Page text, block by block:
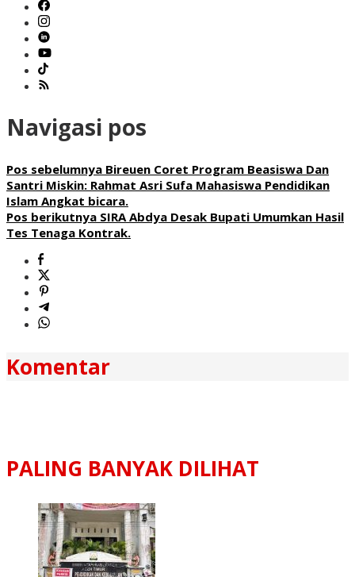
Navigasi pos
Pos sebelumnya Bireuen Coret Program Beasiswa Dan
Santri Miskin: Rahmat Asri Sufa Mahasiswa Pendidikan
Islam Angkat bicara.
Pos berikutnya SIRA Abdya Desak Bupati Umumkan Hasil
Tes Tenaga Kontrak.
Komentar
PALING BANYAK DILIHAT